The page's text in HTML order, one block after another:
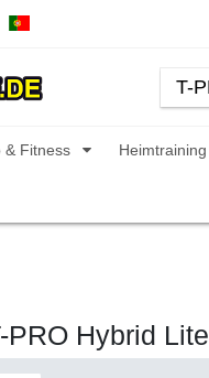
& Fitness Heimtraining
Hybrid Lite